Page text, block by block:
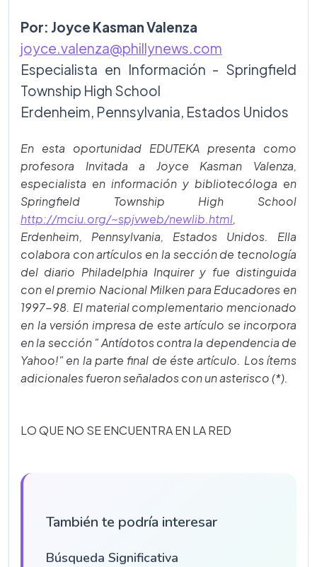
Por: Joyce Kasman Valenza
joyce.valenza@phillynews.com
Especialista en Información - Springfield
Township High School
Erdenheim, Pennsylvania, Estados Unidos
En esta oportunidad EDUTEKA presenta como
profesora Invitada a Joyce Kasman Valenza,
especialista en información y bibliotecóloga en
Springfield Township High School
http://mciu.org/~spjvweb/newlib.html,
Erdenheim, Pennsylvania, Estados Unidos. Ella
colabora con artículos en la sección de tecnología
del diario Philadelphia Inquirer y fue distinguida
con el premio Nacional Milken para Educadores en
1997-98. El material complementario mencionado
en la versión impresa de este artículo se incorpora
en la sección " Antídotos contra la dependencia de
Yahoo!" en la parte final de éste artículo. Los ítems
adicionales fueron señalados con un asterisco (*).
LO QUE NO SE ENCUENTRA EN LA RED
También te podría interesar
Búsqueda Significativa